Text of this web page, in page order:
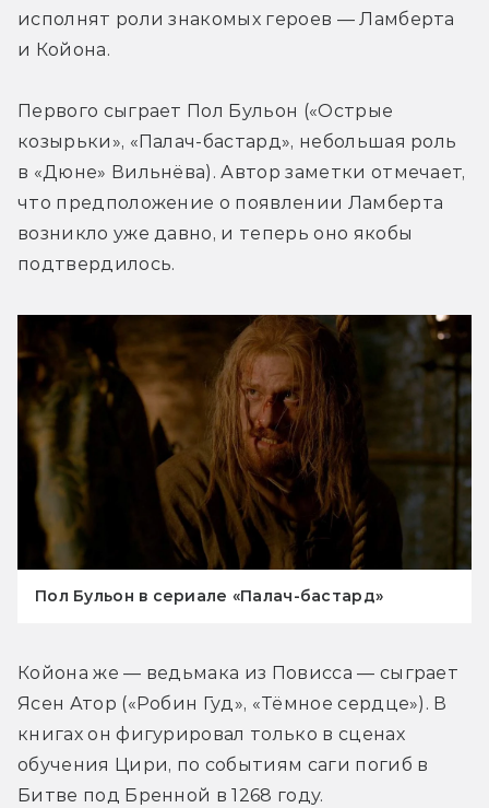
исполнят роли знакомых героев — Ламберта
и Койона.
Первого сыграет Пол Бульон («Острые
козырьки», «Палач-бастард», небольшая роль
в «Дюне» Вильнёва). Автор заметки отмечает,
что предположение о появлении Ламберта
возникло уже давно, и теперь оно якобы
подтвердилось.
Пол Бульон в сериале «Палач-бастард»
Койона же — ведьмака из Повисса — сыграет
Ясен Атор («Робин Гуд», «Тёмное сердце»). В
книгах он фигурировал только в сценах
обучения Цири, по событиям саги погиб в
Битве под Бренной в 1268 году.